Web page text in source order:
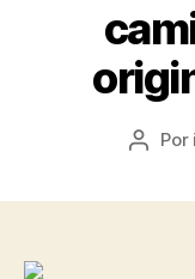
Autor
Por